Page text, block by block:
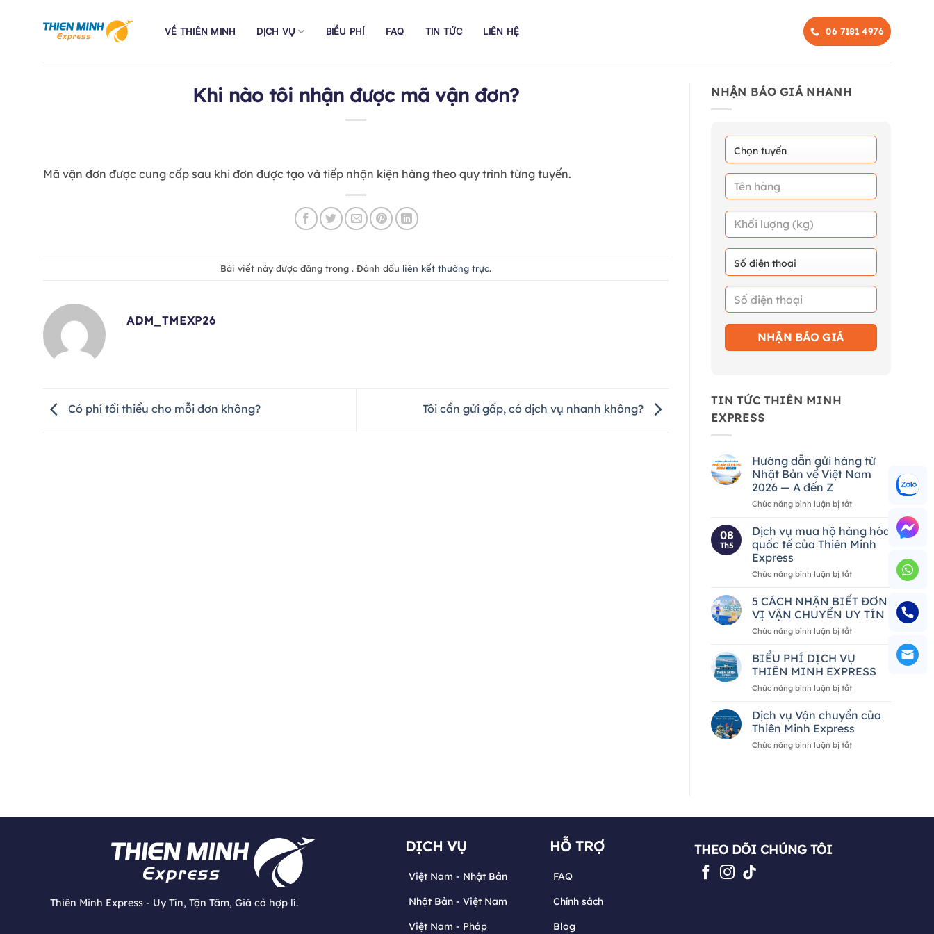
VỀ THIÊN MINH DỊCH VỤ BIỂU PHÍ FAQ TIN TỨC LIÊN HỆ 06 7181 4976
Khi nào tôi nhận được mã vận đơn?
Mã vận đơn được cung cấp sau khi đơn được tạo và tiếp nhận kiện hàng theo quy trình từng tuyến.
Bài viết này được đăng trong . Đánh dấu liên kết thường trực.
ADM_TMEXP26
Có phí tối thiểu cho mỗi đơn không? Tôi cần gửi gấp, có dịch vụ nhanh không?
NHẬN BÁO GIÁ NHANH
TIN TỨC THIÊN MINH
EXPRESS
Hướng dẫn gửi hàng từ
Nhật Bản về Việt Nam
2026 — A đến Z
Chức năng bình luận bị tắtở
dẫn
gửi
hàng
Nhật
về
Việt
Nam
2026
A
đến
08
Th5
Dịch vụ mua hộ hàng hóa
quốc tế của Thiên Minh
Express
Chức năng bình luận bị tắtở
vụ
mua
hộ
hàng
quốc
tế
Thiên
Express
5 CÁCH NHẬN BIẾT ĐƠN
VỊ VẬN CHUYỂN UY TÍN
Chức năng bình luận bị tắtở
CÁCH
NHẬN
BIẾT
ĐƠN
VẬN
CHUYỂN
UY
TÍN
BIỂU PHÍ DỊCH VỤ
THIÊN MINH EXPRESS
Chức năng bình luận bị tắtở
PHÍ
DỊCH
VỤ
THIÊN
Dịch vụ Vận chuyển của
Thiên Minh Express
Chức năng bình luận bị tắtở
Thiên
Thiên Minh Express - Uy Tín, Tận Tâm, Giá cả hợp lí.
DỊCH VỤ
Việt Nam - Nhật Bản
Nhật Bản - Việt Nam
Việt Nam - Pháp
HỖ TRỢ
FAQ
Chính sách
Blog
THEO DÕI CHÚNG TÔI